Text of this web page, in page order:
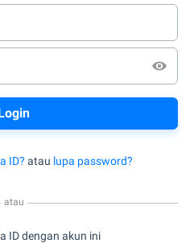
ID? atau lupa password?
atau
ID dengan akun ini